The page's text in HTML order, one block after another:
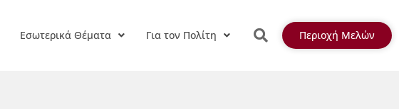
Εσωτερικά Θέματα Για τον Πολίτη Περιοχή Μελών